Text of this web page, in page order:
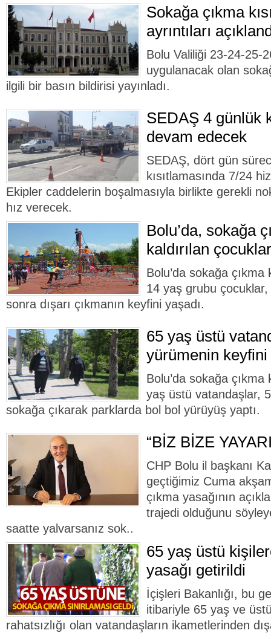
Sokağa çıkma
ayrıntıları
Bolu Valiliği 23-24-25-
uygulanacak olan
ilgili bir basın bildirisi yayınladı.
SEDAŞ 4 günlük
devam edecek
SEDAŞ, dört gün
kısıtlamasında 7/24
Ekipler caddelerin boşalmasıyla birlikte gerekli
hız verecek.
Bolu’da, sokağa
kaldırılan
Bolu’da sokağa çıkma
14 yaş grubu
sonra dışarı çıkmanın keyfini yaşadı.
65 yaş üstü
yürümenin keyfini
Bolu’da sokağa çıkma
yaş üstü vatandaşlar,
sokağa çıkarak parklarda bol bol yürüyüş yaptı.
“BİZ BİZE
CHP Bolu il başkanı
geçtiğimiz Cuma
çıkma yasağının
trajedi olduğunu
saatte yalvarsanız sok..
65 yaş üstü
yasağı getirildi
İçişleri Bakanlığı, bu
itibariyle 65 yaş ve
rahatsızlığı olan vatandaşların ikametlerinden